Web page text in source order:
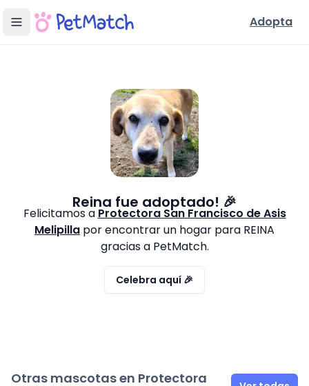
Adopta
Reina fue adoptado! 🎉
Felicitamos a Protectora San Francisco de Asis
Melipilla por encontrar un hogar para REINA
gracias a PetMatch.
Celebra aquí 🎉
Otras mascotas en Protectora